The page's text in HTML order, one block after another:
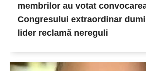
membrilor au votat
Congresului extraordinar
lider reclamă nereguli